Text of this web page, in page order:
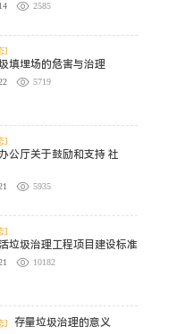
2585
]
填埋场的危害与治理
5719
]
公厅关于鼓励和支持 社
5935
]
垃圾治理工程项目建设标准
10182
] 存量垃圾治理的意义